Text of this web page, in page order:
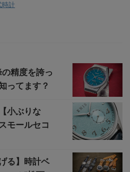
時計
精度を誇っ
ってます？
小ぶりな
モールセコ
る】時計ベ